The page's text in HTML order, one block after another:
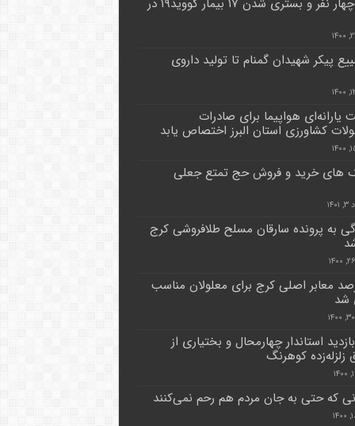
پیکر شهیدان گمنام تا تولید داروی
هواپیما برای صادرات
کشاورزی استان البرز اختصاص یابد
های خرید و فروش حج تمتع جعلی
به پرونده سارقان مسلح طلافروشی کرج
معابر اصلی کرج برای معلولان مناسب
شد
استاندار چهارمحال و بختیاری از
زلزله‌زده کوهرنگ
که حتی به جان مردم هم رحم نمی‌کنند